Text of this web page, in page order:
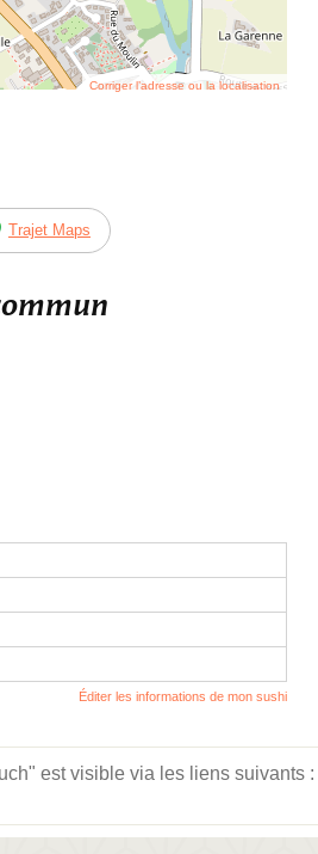
Corriger l’adresse ou la localisation
Trajet Maps
Éditer les informations de mon sushi
est visible via les liens suivants :